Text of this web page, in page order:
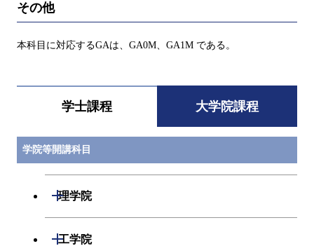
その他
本科目に対応するGAは、GA0M、GA1M である。
学士課程 大学院課程
学院等開講科目
理学院
開閉
工学院
開閉